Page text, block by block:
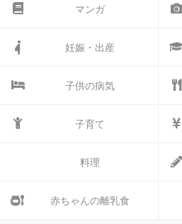
マンガ
妊娠・出産
子供の病気
子育て
料理
赤ちゃんの離乳食